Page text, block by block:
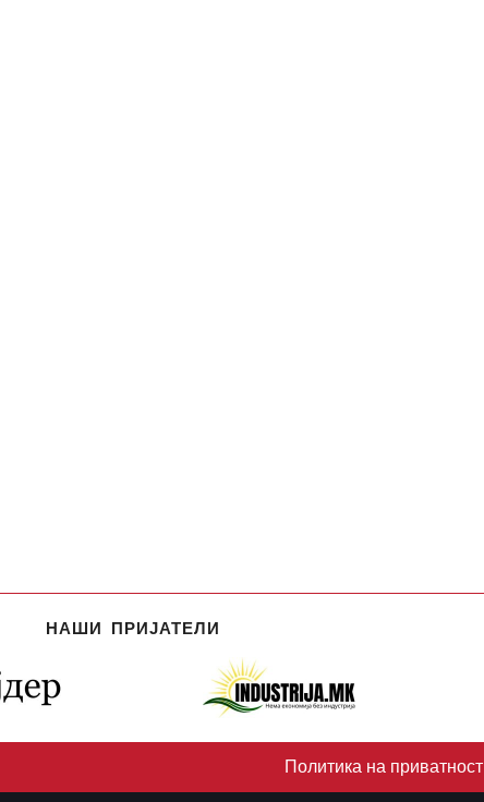
НАШИ ПРИЈАТЕЛИ
Политика на приватност